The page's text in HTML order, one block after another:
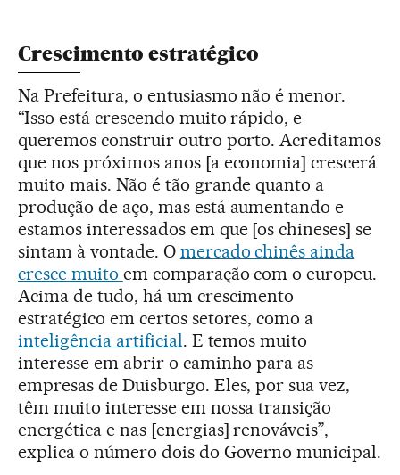
Crescimento estratégico
Na Prefeitura, o entusiasmo não é menor.
“Isso está crescendo muito rápido, e
queremos construir outro porto. Acreditamos
que nos próximos anos [a economia] crescerá
muito mais. Não é tão grande quanto a
produção de aço, mas está aumentando e
estamos interessados em que [os chineses] se
sintam à vontade. O mercado chinês ainda
cresce muito em comparação com o europeu.
Acima de tudo, há um crescimento
estratégico em certos setores, como a
inteligência artificial. E temos muito
interesse em abrir o caminho para as
empresas de Duisburgo. Eles, por sua vez,
têm muito interesse em nossa transição
energética e nas [energias] renováveis”,
explica o número dois do Governo municipal.